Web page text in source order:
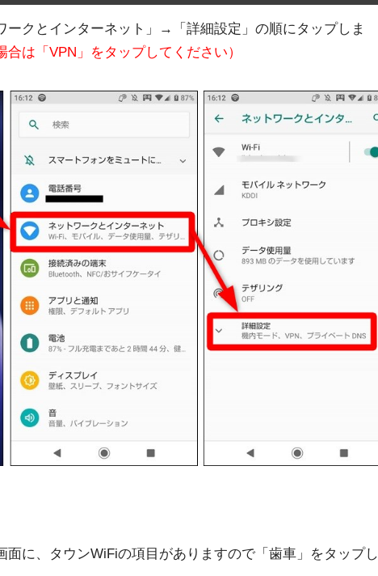
ークとインターネット」→「詳細設定」の順にタップしま
は「VPN」をタップしてください）
面に、タウンWiFiの項目がありますので「歯車」をタップし